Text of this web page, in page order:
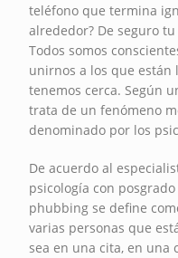
teléfono que termina
alrededor? De seguro
Todos somos
unirnos a los que están
tenemos cerca. Según
trata de un fenómeno
denominado por los
De acuerdo al
psicología con
phubbing se define
varias personas que
sea en una cita, en una